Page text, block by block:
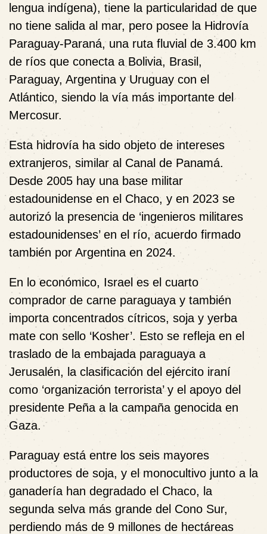
lengua indígena), tiene la particularidad de que
no tiene salida al mar, pero posee la Hidrovía
Paraguay-Paraná, una ruta fluvial de 3.400 km
de ríos que conecta a Bolivia, Brasil,
Paraguay, Argentina y Uruguay con el
Atlántico, siendo la vía más importante del
Mercosur.
Esta hidrovía ha sido objeto de intereses
extranjeros, similar al Canal de Panamá.
Desde 2005 hay una base militar
estadounidense en el Chaco, y en 2023 se
autorizó la presencia de ‘ingenieros militares
estadounidenses’ en el río, acuerdo firmado
también por Argentina en 2024.
En lo económico, Israel es el cuarto
comprador de carne paraguaya y también
importa concentrados cítricos, soja y yerba
mate con sello ‘Kosher’. Esto se refleja en el
traslado de la embajada paraguaya a
Jerusalén, la clasificación del ejército iraní
como ‘organización terrorista’ y el apoyo del
presidente Peña a la campaña genocida en
Gaza.
Paraguay está entre los seis mayores
productores de soja, y el monocultivo junto a la
ganadería han degradado el Chaco, la
segunda selva más grande del Cono Sur,
perdiendo más de 9 millones de hectáreas